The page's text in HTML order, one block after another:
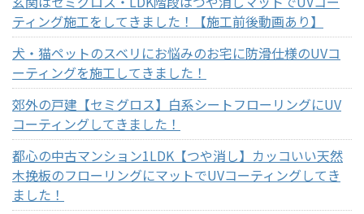
ティング施工をしてきました！【施工前後動画あり】
犬・猫ペットのスベリにお悩みのお宅に防滑仕様のUVコ
ーティングを施工してきました！
郊外の戸建【セミグロス】白系シートフローリングにUV
コーティングしてきました！
都心の中古マンション1LDK【つや消し】カッコいい天然
木挽板のフローリングにマットでUVコーティングしてき
ました！